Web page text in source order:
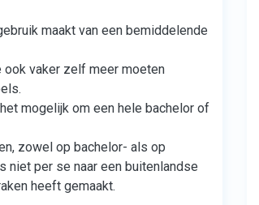
maakt van een bemiddelende
vaker zelf meer moeten
mogelijk om een hele bachelor of
zowel op bachelor- als op
niet per se naar een buitenlandse
heeft gemaakt.